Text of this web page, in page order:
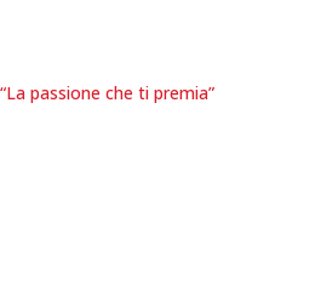
passione che ti premia”